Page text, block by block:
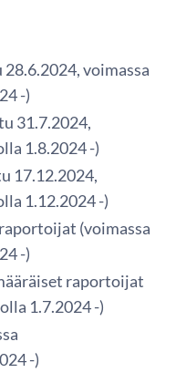
voimassa
-)
31.7.2024,
1.8.2024 -)
17.12.2024,
1.12.2024 -)
(voimassa
-)
raportoijat
1.7.2024 -)
-)